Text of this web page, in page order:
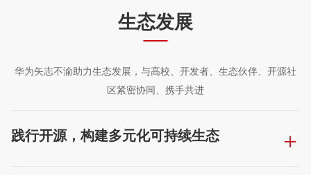
生态发展
华为矢志不渝助力生态发展，与高校、开发者、生态伙伴、开源社
区紧密协同、携手共进
践行开源，构建多元化可持续生态